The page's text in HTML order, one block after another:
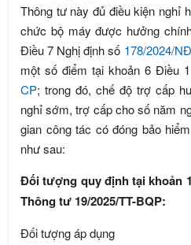
Thông tư này đủ điều kiện nghỉ
chức bộ máy được hưởng
Điều 7 Nghị định số 178/2024/
một số điểm tại khoản 6 Điều
CP; trong đó, chế độ trợ cấp
nghỉ sớm, trợ cấp cho số năm
gian công tác có đóng bảo
như sau:
Đối tượng quy định tại khoản
Thông tư 19/2025/TT-BQP:
Đối tượng áp dụng